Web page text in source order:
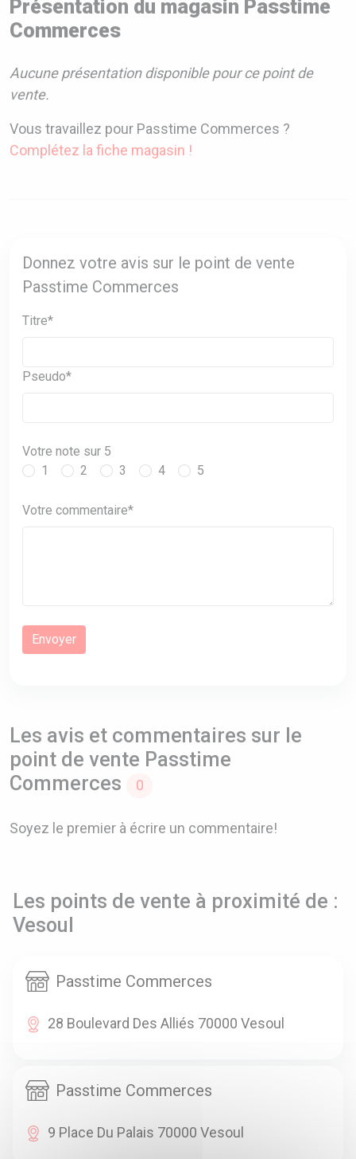
Présentation du magasin Passtime
Commerces
Aucune présentation disponible pour ce point de
vente.
Vous travaillez pour Passtime Commerces ?
Complétez la fiche magasin !
Donnez votre avis sur le point de vente
Passtime Commerces
Titre*
Pseudo*
Votre note sur 5
1
2 3 4 5
Votre commentaire*
Les avis et commentaires sur le
point de vente Passtime
Commerces
0
Soyez le premier à écrire un commentaire!
Les points de vente à proximité de :
Vesoul
Passtime Commerces
28 Boulevard Des Alliés 70000 Vesoul
Passtime Commerces
9 Place Du Palais 70000 Vesoul